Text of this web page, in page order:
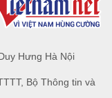
Hưng Hà Nội
Bộ Thông tin và